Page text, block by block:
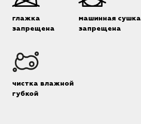
глажка
запрещена
машинная сушка
запрещена
чистка влажной
губкой